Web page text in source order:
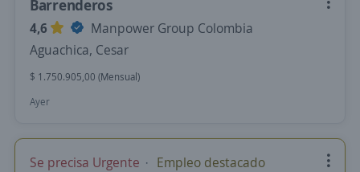
Barrenderos
4,6
Manpower Group Colombia
Aguachica, Cesar
$ 1.750.905,00 (Mensual)
Ayer
Se precisa Urgente Empleo destacado